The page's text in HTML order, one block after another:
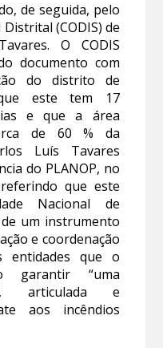
de seguida, pelo
(CODIS) de
O CODIS
documento com
do distrito de
este tem 17
e que a área
de 60 % da
Luís Tavares
do PLANOP, no
que este
Nacional de
um instrumento
e coordenação
entidades que o
garantir “uma
articulada e
aos incêndios